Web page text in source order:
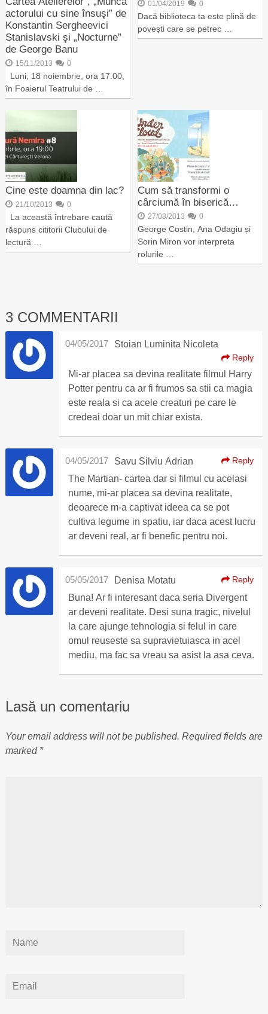
actorului cu sine însuşi” de
Konstantin Sergheevici
Stanislavski şi „Nocturne”
de George Banu
15/11/2013 0
Luni, 18 noiembrie, ora 17.00,
în Foaierul Teatrului de …
01/04/2019 0
Dacă biblioteca ta este plină de
povești care se petrec …
Cine este doamna din lac?
21/10/2013 0
La această întrebare caută
răspuns cititorii Clubului de
lectură …
Cum să transformi o
cârciumă în biserică…
27/08/2013 0
George Costin, Ana Odagiu și
Sorin Miron vor interpreta
rolurile …
3 COMMENTARII
Stoian Luminita Nicoleta
04/05/2017
Reply
Mi-ar placea sa devina realitate filmul Harry
Potter pentru ca ar fi frumos sa stii ca magia
este reala si ca acele creaturi pe care le
credeai doar un mit chiar exista.
Savu Silviu Adrian
04/05/2017 Reply
The Martian- cartea dar si filmul cu acelasi
nume, mi-ar placea sa devina realitate,
deoarece m-a captivat ideea ca se pot
cultiva legume in spatiu, iar daca acest lucru
ar deveni real, ar fi benefic pentru noi.
Denisa Motatu
05/05/2017 Reply
Buna! Ar fi interesant daca seria Divergent
ar deveni realitate. Desi suna tragic, nivelul
la care ajunge tehnologia si felul in care
omul reuseste sa supravietuiasca in acel
mediu, ma fac sa vreau sa asist la asa ceva.
Lasă un comentariu
Your email address will not be published. Required fields are
marked *